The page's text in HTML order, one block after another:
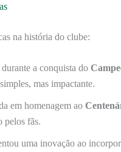
na história do clube:
a conquista do
mas impactante.
em homenagem ao
pelos fãs.
uma inovação ao